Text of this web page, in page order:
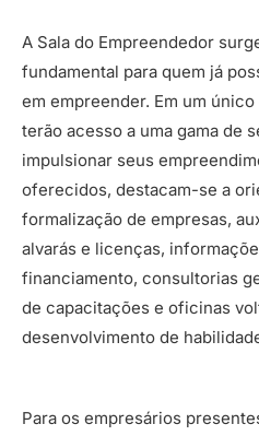
A Sala do Empreendedor
fundamental para quem já
em empreender. Em um
terão acesso a uma gama de
impulsionar seus
oferecidos, destacam-se a
formalização de empresas,
alvarás e licenças,
financiamento, consultorias
de capacitações e oficinas
desenvolvimento de
Para os empresários